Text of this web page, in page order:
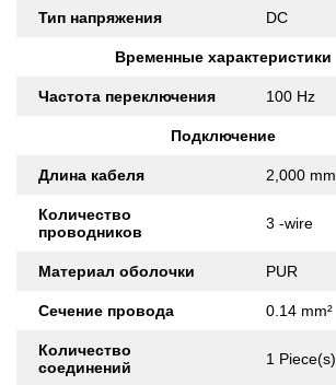
Тип напряжения DC
Временные характеристики
Частота переключения 100 Hz
Подключение
Длина кабеля 2,000 mm
Количество
проводников
3 -wire
Материал оболочки PUR
Сечение провода 0.14 mm²
Количество
соединений
1 Piece(s)